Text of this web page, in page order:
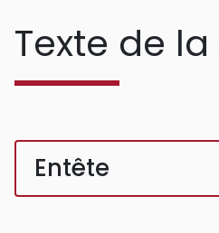
Texte de la
Entête